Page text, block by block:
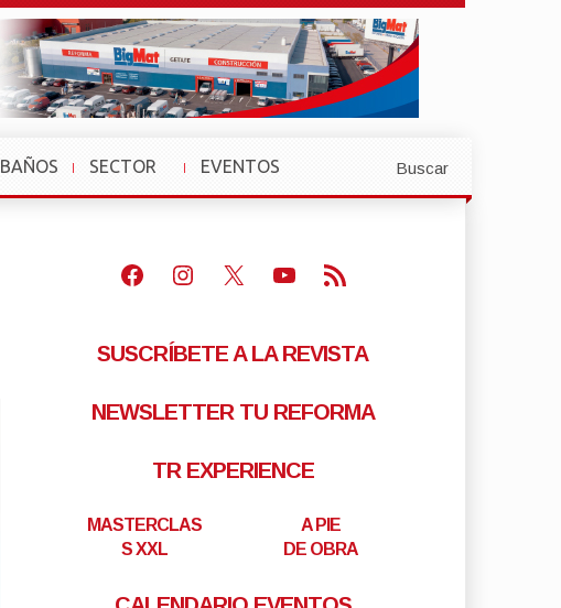
BAÑOS
SECTOR
»
EVENTOS
»
Buscar
Facebook
Instagram
X Youtube
Feed RSS
SUSCRÍBETE A LA REVISTA
NEWSLETTER TU REFORMA
TR EXPERIENCE
MASTERCLAS
S XXL
A PIE
DE OBRA